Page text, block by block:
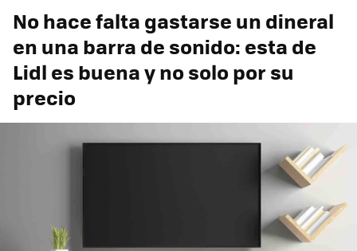
No hace falta gastarse un dineral
en una barra de sonido: esta de
Lidl es buena y no solo por su
precio